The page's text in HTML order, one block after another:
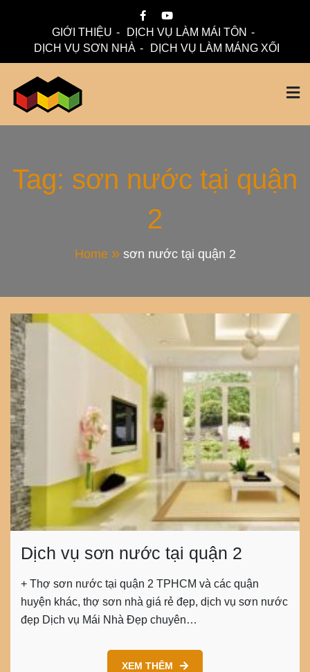
GIỚI THIỆU
DỊCH VỤ LÀM MÁI TÔN
DỊCH VỤ SƠN NHÀ
DỊCH VỤ LÀM MÁNG XỐI
Thi Công Mái Tôn,
Máng Xối Chuyên
Nghiệp – Mái Nhà
Tag: sơn nước tại quận
2
Home sơn nước tại quận 2
Dịch vụ sơn nước tại quận 2
+ Thợ sơn nước tại quận 2 TPHCM và các quận
huyện khác, thợ sơn nhà giá rẻ đẹp, dịch vụ sơn nước
đẹp Dịch vụ Mái Nhà Đẹp chuyên…
XEM THÊM